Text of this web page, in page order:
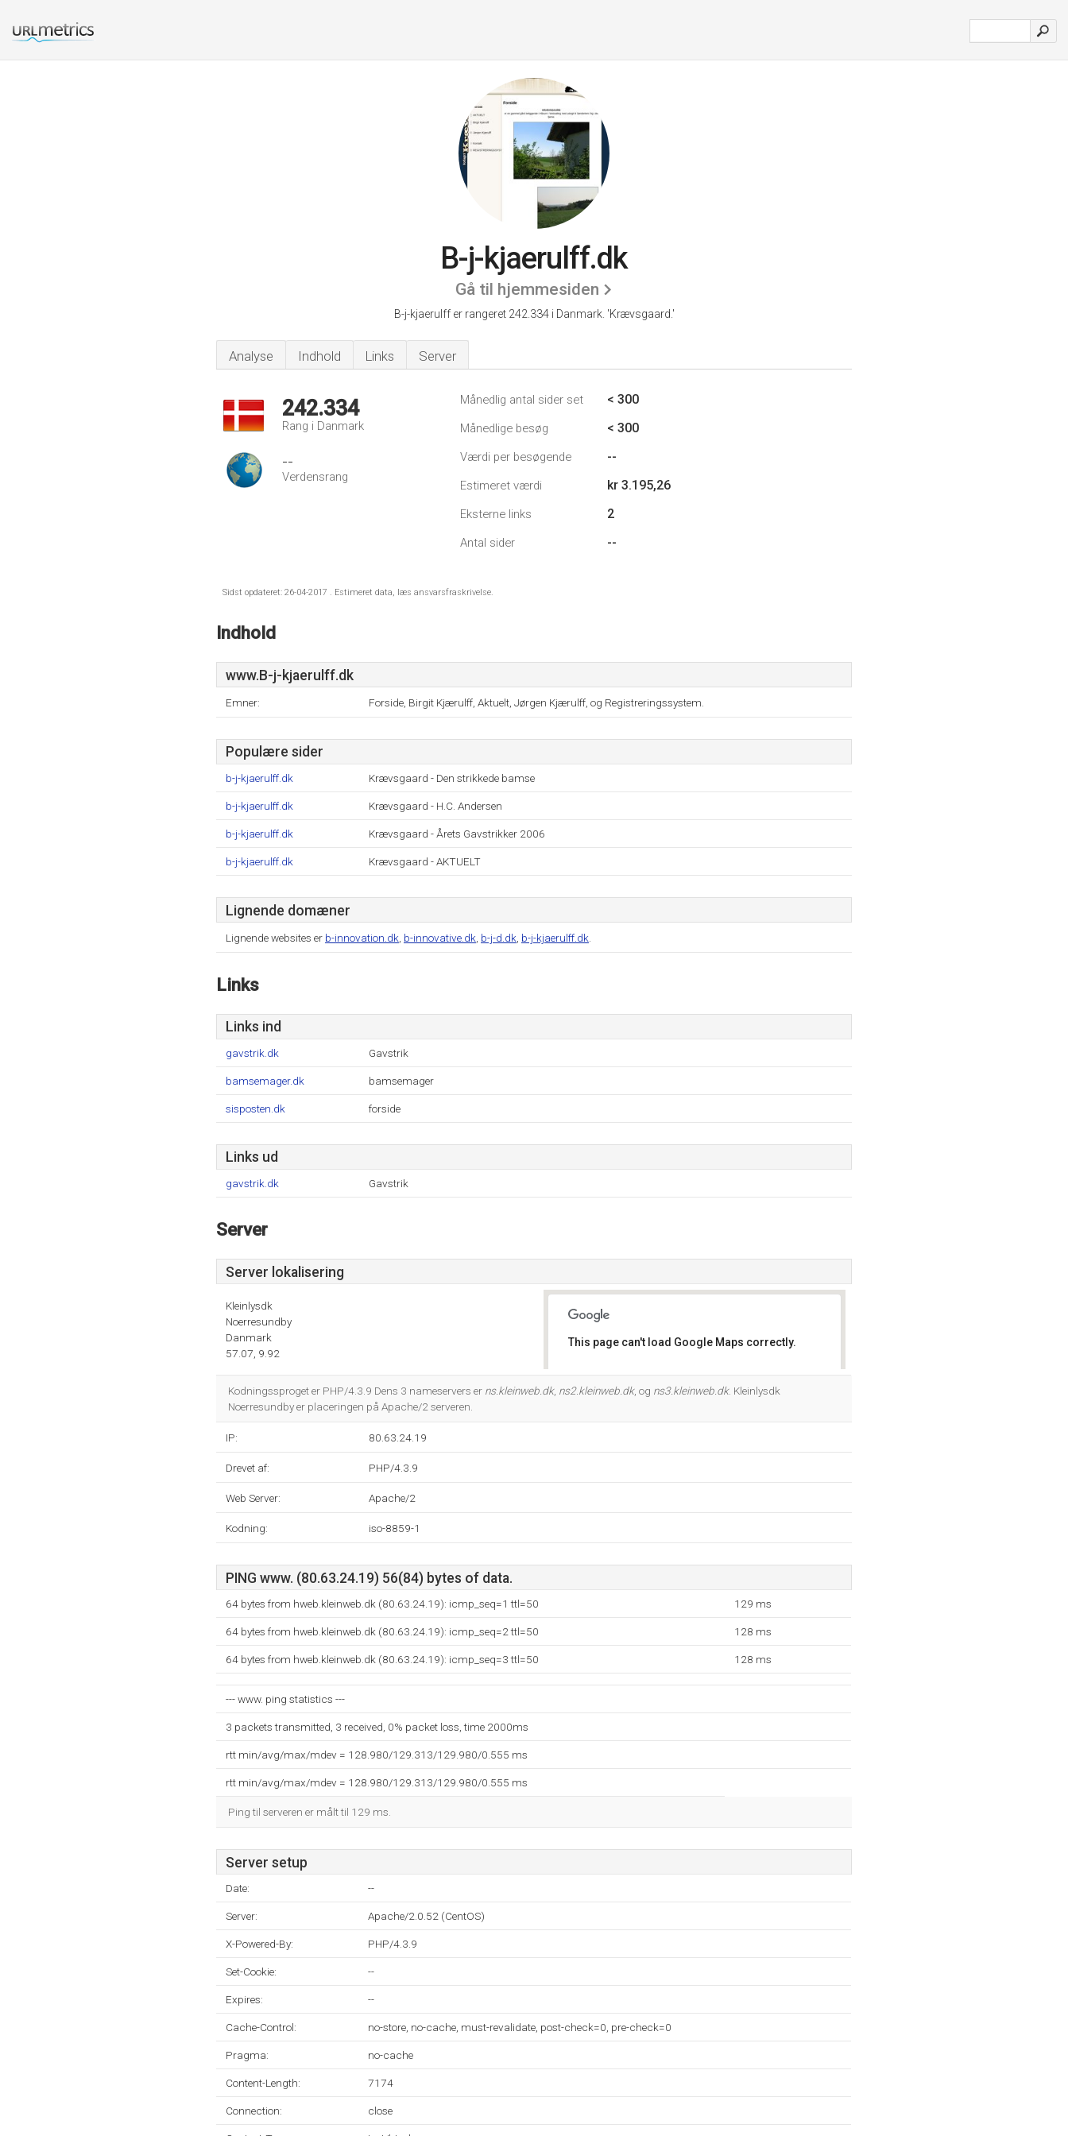
B-j-kjaerulff.dk
Gå til hjemmesiden
B-j-kjaerulff er rangeret 242.334 i Danmark. 'Krævsgaard.'
Analyse Indhold Links Server
242.334
Rang i Danmark
--
Verdensrang
Månedlig antal sider set < 300
Månedlige besøg < 300
Værdi per besøgende --
Estimeret værdi kr 3.195,26
Eksterne links 2
Antal sider --
Sidst opdateret: 26-04-2017 . Estimeret data, læs ansvarsfraskrivelse.
Indhold
www.B-j-kjaerulff.dk
Emner: Forside, Birgit Kjærulff, Aktuelt, Jørgen Kjærulff, og Registreringssystem.
Populære sider
b-j-kjaerulff.dk Krævsgaard - Den strikkede bamse
b-j-kjaerulff.dk Krævsgaard - H.C. Andersen
b-j-kjaerulff.dk Krævsgaard - Årets Gavstrikker 2006
b-j-kjaerulff.dk Krævsgaard - AKTUELT
Lignende domæner
Lignende websites er b-innovation.dk b-innovative.dk b-j-d.dk b-j-kjaerulff.dk
Links
Links ind
gavstrik.dk Gavstrik
bamsemager.dk bamsemager
sisposten.dk forside
Links ud
gavstrik.dk Gavstrik
Server
Server lokalisering
Kleinlysdk
Noerresundby
Danmark
57.07, 9.92
This page can't load Google Maps correctly.
Kodningssproget er PHP/4.3.9 Dens 3 nameservers er ns.kleinweb.dk, ns2.kleinweb.dk, og ns3.kleinweb.dk. Kleinlysdk
Noerresundby er placeringen på Apache/2 serveren.
IP: 80.63.24.19
Drevet af: PHP/4.3.9
Web Server: Apache/2
Kodning: iso-8859-1
PING www. (80.63.24.19) 56(84) bytes of data.
64 bytes from hweb.kleinweb.dk (80.63.24.19): icmp_seq=1 ttl=50 129 ms
64 bytes from hweb.kleinweb.dk (80.63.24.19): icmp_seq=2 ttl=50 128 ms
64 bytes from hweb.kleinweb.dk (80.63.24.19): icmp_seq=3 ttl=50 128 ms
--- www. ping statistics ---
3 packets transmitted, 3 received, 0% packet loss, time 2000ms
rtt min/avg/max/mdev = 128.980/129.313/129.980/0.555 ms
rtt min/avg/max/mdev = 128.980/129.313/129.980/0.555 ms
Ping til serveren er målt til 129 ms.
Server setup
Date: --
Server: Apache/2.0.52 (CentOS)
X-Powered-By: PHP/4.3.9
Set-Cookie: --
Expires: --
Cache-Control: no-store, no-cache, must-revalidate, post-check=0, pre-check=0
Pragma: no-cache
Content-Length: 7174
Connection: close